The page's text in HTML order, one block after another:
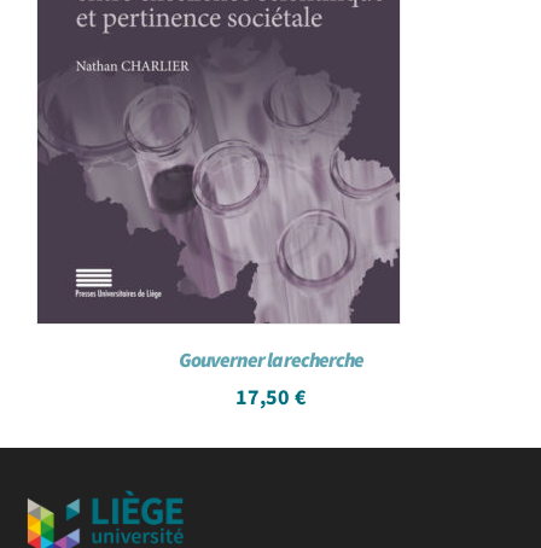
Gouverner la recherche
17,50 €